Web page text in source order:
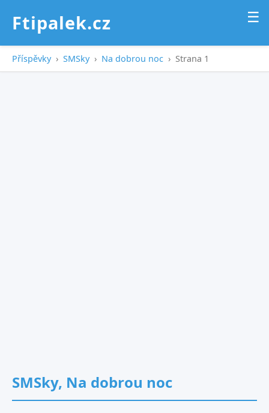
Ftipalek.cz ☰
Příspěvky › SMSky › Na dobrou noc › Strana 1
SMSky, Na dobrou noc